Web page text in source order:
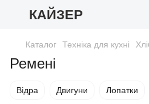
КАЙЗЕР
Каталог Техніка для кухні
Ремені
Відра Двигуни Лопатки